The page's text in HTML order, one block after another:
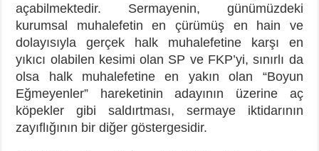
açabilmektedir. Sermayenin, günümüzdeki
kurumsal muhalefetin en çürümüş en hain ve
dolayısıyla gerçek halk muhalefetine karşı en
yıkıcı olabilen kesimi olan SP ve FKP’yi, sınırlı da
olsa halk muhalefetine en yakın olan “Boyun
Eğmeyenler” hareketinin adayının üzerine aç
köpekler gibi saldırtması, sermaye iktidarının
zayıflığının bir diğer göstergesidir.